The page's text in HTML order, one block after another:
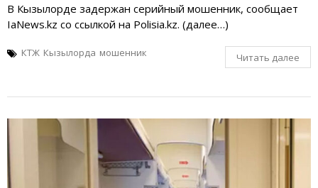
В Кызылорде задержан серийный мошенник, сообщает
IaNews.kz со ссылкой на Polisia.kz. (далее…)
КТЖ Кызылорда мошенник Читать далее